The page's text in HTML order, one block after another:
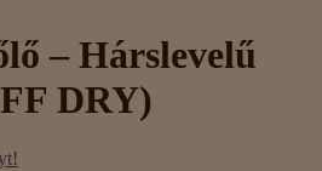
– Hárslevelű
DRY)